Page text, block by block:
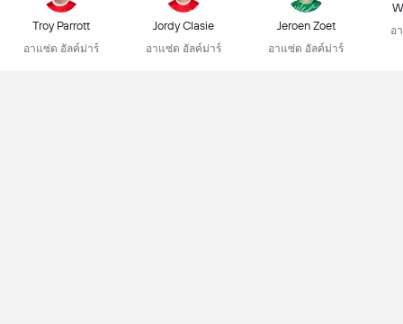
Troy Parrott
อาแซ่ด อัลค์ม่าร์
Jordy Clasie
อาแซ่ด อัลค์ม่าร์
Jeroen Zoet
อาแซ่ด อัลค์ม่าร์
อ